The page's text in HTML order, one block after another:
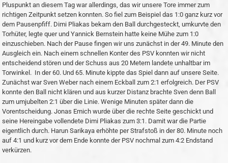
Pluspunkt an diesem Tag war allerdings, das wir unsere Tore immer zum
richtigen Zeitpunkt setzen konnten. So fiel zum Beispiel das 1:0 ganz kurz vor
dem Pausenpfiff. Dimi Pliakas bekam den Ball durchgesteckt, umkurvte den
Torhüter, legte quer und Yannick Bernstein hatte keine Mühe zum 1:0
einzuschieben. Nach der Pause fingen wir uns zunächst in der 49. Minute den
Ausgleich ein. Nach einem schnellen Konter des PSV konnten wir nicht
entscheidend stören und der Schuss aus 20 Metern landete unhaltbar im
Torwinkel. In der 60. Und 65. Minute kippte das Spiel dann auf unsere Seite.
Zunächst war Sven Weber nach einem Eckball zum 2:1 erfolgreich. Der PSV
konnte den Ball nicht klären und aus kurzer Distanz brachte Sven denn Ball
zum umjubelten 2:1 über die Linie. Wenige Minuten später dann die
Vorentscheidung. Jonas Emich wurde über die rechte Seite geschickt und
seine Hereingabe vollendete Dimi Pliakas zum 3:1. Damit war die Partie
eigentlich durch. Harun Sarikaya erhöhte per Strafstoß in der 80. Minute noch
auf 4:1 und kurz vor dem Ende konnte der PSV nochmal zum 4:2 Endstand
verkürzen.